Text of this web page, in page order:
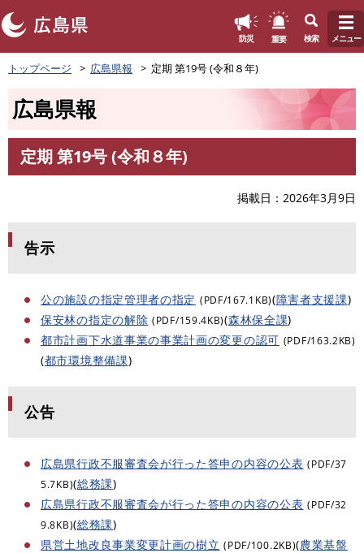
ペ
ー
頭
す
防災 重要 検索 メニュー
トップページ 広島県報 定期 第19号 (令和８年)
広島県報
文
定期 第19号 (令和８年)
掲載日 2026年3月9日
告示
公の施設の指定管理者の指定 (PDF/167.1KB)(障害者支援課)
保安林の指定の解除 (PDF/159.4KB)(森林保全課)
都市計画下水道事業の事業計画の変更の認可 (PDF/163.2KB)
(都市環境整備課)
公告
広島県行政不服審査会が行った答申の内容の公表 (PDF/37
5.7KB)(総務課)
広島県行政不服審査会が行った答申の内容の公表 (PDF/32
9.8KB)(総務課)
県営土地改良事業変更計画の樹立 (PDF/100.2KB)(農業基盤